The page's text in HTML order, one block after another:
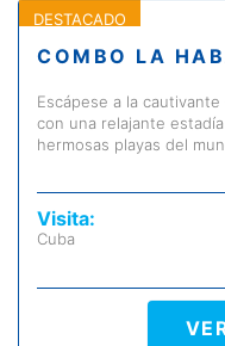
DESTACADO
COMBO LA
Escápese a la
con una relajante
hermosas playas del
Visita:
Cuba